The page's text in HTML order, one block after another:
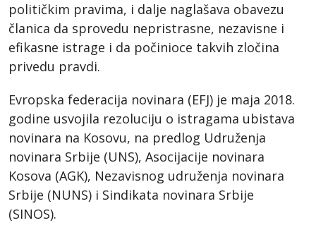
političkim pravima, i dalje naglašava obavezu
članica da sprovedu nepristrasne, nezavisne i
efikasne istrage i da počinioce takvih zločina
privedu pravdi.
Evropska federacija novinara (EFJ) je maja 2018.
godine usvojila rezoluciju o istragama ubistava
novinara na Kosovu, na predlog Udruženja
novinara Srbije (UNS), Asocijacije novinara
Kosova (AGK), Nezavisnog udruženja novinara
Srbije (NUNS) i Sindikata novinara Srbije
(SINOS).